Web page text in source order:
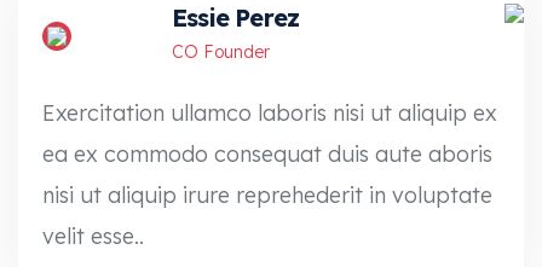
Essie Perez
CO Founder
Exercitation ullamco laboris nisi ut aliquip ex
ea ex commodo consequat duis aute aboris
nisi ut aliquip irure reprehederit in voluptate
velit esse..